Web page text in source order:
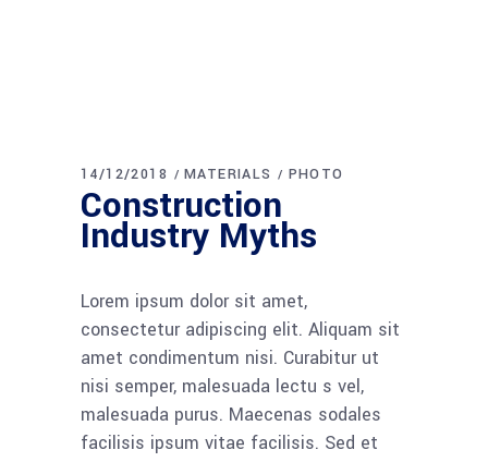
14/12/2018 MATERIALS PHOTO
Construction
Industry Myths
Lorem ipsum dolor sit amet,
consectetur adipiscing elit. Aliquam sit
amet condimentum nisi. Curabitur ut
nisi semper, malesuada lectu s vel,
malesuada purus. Maecenas sodales
facilisis ipsum vitae facilisis. Sed et